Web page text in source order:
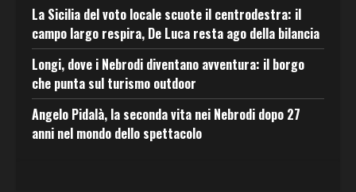
La Sicilia del voto locale scuote il centrodestra: il
campo largo respira, De Luca resta ago della bilancia
Longi, dove i Nebrodi diventano avventura: il borgo
che punta sul turismo outdoor
Angelo Pidalà, la seconda vita nei Nebrodi dopo 27
anni nel mondo dello spettacolo